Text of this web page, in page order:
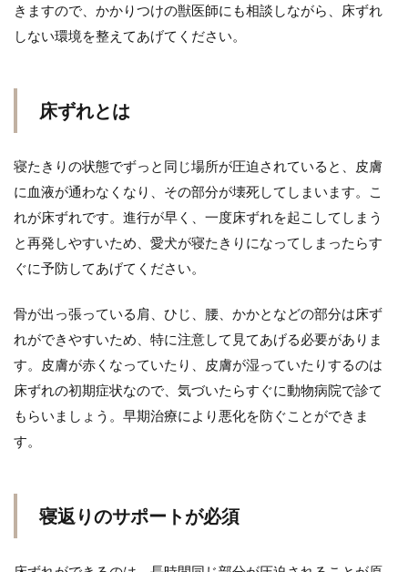
きますので、かかりつけの獣医師にも相談しながら、床ずれ
しない環境を整えてあげてください。
床ずれとは
寝たきりの状態でずっと同じ場所が圧迫されていると、皮膚
に血液が通わなくなり、その部分が壊死してしまいます。こ
れが床ずれです。進行が早く、一度床ずれを起こしてしまう
と再発しやすいため、愛犬が寝たきりになってしまったらす
ぐに予防してあげてください。
骨が出っ張っている肩、ひじ、腰、かかとなどの部分は床ず
れができやすいため、特に注意して見てあげる必要がありま
す。皮膚が赤くなっていたり、皮膚が湿っていたりするのは
床ずれの初期症状なので、気づいたらすぐに動物病院で診て
もらいましょう。早期治療により悪化を防ぐことができま
す。
寝返りのサポートが必須